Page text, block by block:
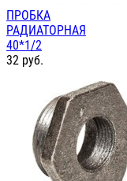
ПРОБКА
РАДИАТОРНАЯ
40*1/2
32 руб.